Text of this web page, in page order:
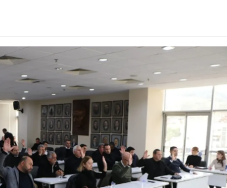
Rize
Sakarya
Samsun
Siirt
Sinop
Sivas